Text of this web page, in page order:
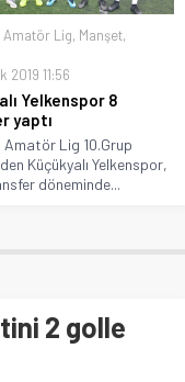
Lig, Manşet,
2019 11:56
Yelkenspor 8
yaptı
Amatör Lig 10.Grup
Küçükyalı Yelkenspor,
döneminde...
2 golle